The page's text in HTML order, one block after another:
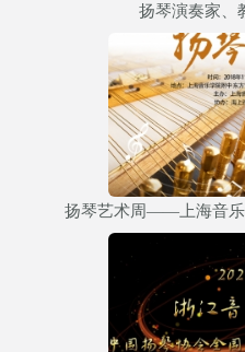
扬琴演奏家、
扬琴艺术周——上海音乐